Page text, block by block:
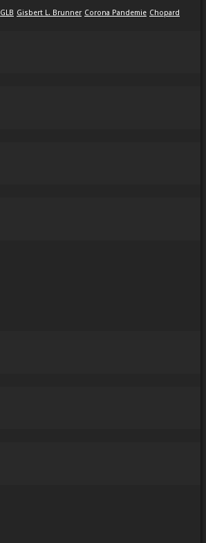
GLB Gisbert L. Brunner Corona Pandemie Chopard